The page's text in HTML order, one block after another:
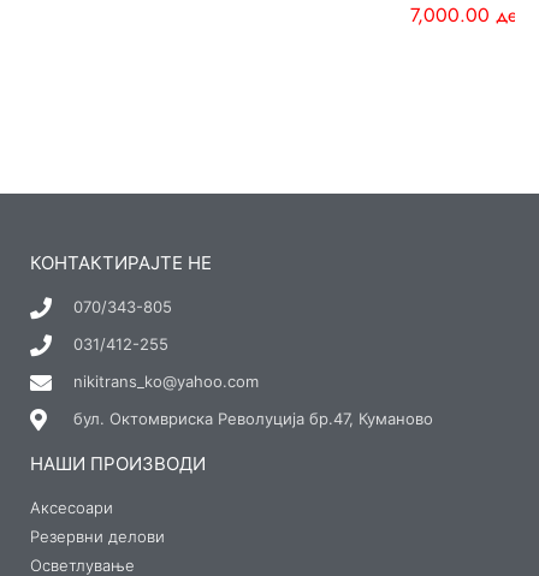
7,000.00 ден
КОНТАКТИРАЈТЕ НЕ
070/343-805
031/412-255
nikitrans_ko@yahoo.com
бул. Октомвриска Револуција бр.47, Куманово
НАШИ ПРОИЗВОДИ
Аксесоари
Резервни делови
Осветлување